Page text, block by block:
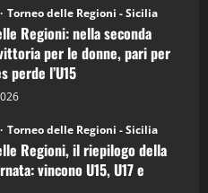
Torneo delle Regioni - Sicilia
Regioni: nella seconda
per le donne, pari per
perde l’U15
Torneo delle Regioni - Sicilia
Regioni, il riepilogo della
vincono U15, U17 e